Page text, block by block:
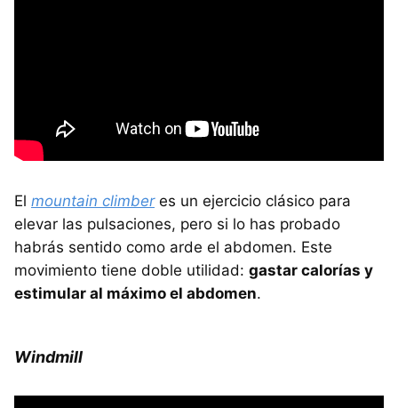
El mountain climberes un ejercicio clásico para
elevar las pulsaciones, pero si lo has probado
habrás sentido como arde el abdomen. Este
movimiento tiene doble utilidad: gastar calorías y
estimular al máximo el abdomen.
Windmill